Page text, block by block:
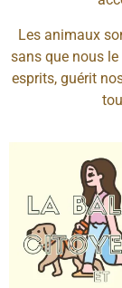
Les animaux
sans que nous
esprits, guérit